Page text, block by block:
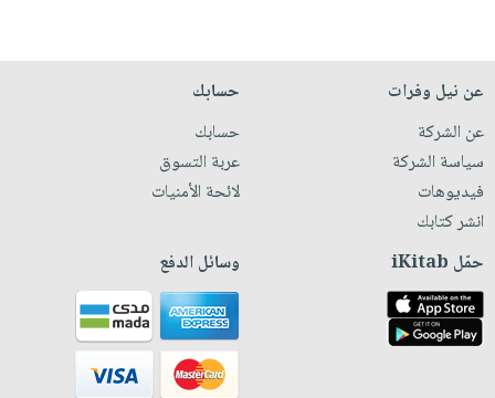
عن نيل وفرات
عن الشركة
سياسة الشركة
فيديوهات
انشر كتابك
حسابك
حسابك
عربة التسوق
لائحة الأمنيات
حمّل iKitab وسائل الدفع